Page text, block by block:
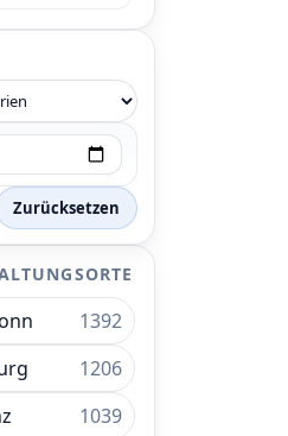
Zurücksetzen
1392
1206
1039